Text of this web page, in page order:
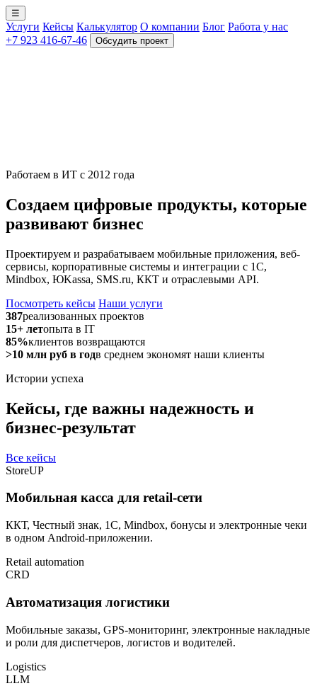
☰
Услуги Кейсы Калькулятор О компании Блог Работа у нас
+7 923 416-67-46
Обсудить проект
Работаем в ИТ с 2012 года
Создаем цифровые продукты, которые
развивают бизнес
Проектируем и разрабатываем мобильные приложения, веб-
сервисы, корпоративные системы и интеграции с 1С,
Mindbox, ЮKassa, SMS.ru, ККТ и отраслевыми API.
Посмотреть кейсы Наши услуги
387реализованных проектов
15+ летопыта в IT
85%клиентов возвращаются
>10 млн руб в годв среднем экономят наши клиенты
Истории успеха
Кейсы, где важны надежность и
бизнес-результат
Все кейсы
StoreUP
Мобильная касса для retail-сети
ККТ, Честный знак, 1С, Mindbox, бонусы и электронные чеки
в одном Android-приложении.
Retail automation
CRD
Автоматизация логистики
Мобильные заказы, GPS-мониторинг, электронные накладные
и роли для диспетчеров, логистов и водителей.
Logistics
LLM